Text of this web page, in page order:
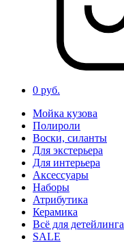
0 руб.
Мойка кузова
Полироли
Воски, силанты
Для экстерьера
Для интерьера
Аксессуары
Наборы
Атрибутика
Керамика
Всё для детейлинга
SALE